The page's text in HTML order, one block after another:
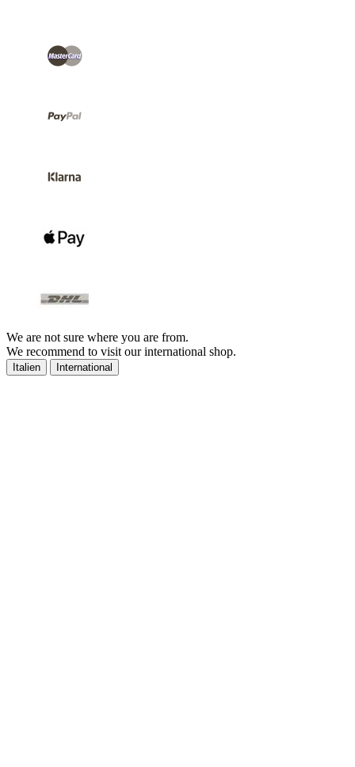
We are not sure where you are from.
We recommend to visit our international shop.
Italien International